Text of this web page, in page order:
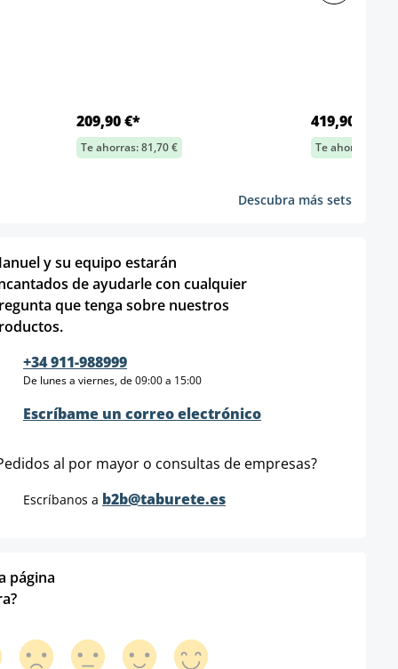
209,90 €*
Te ahorras: 81,70 €
419,90 €*
Te ahorras:
Descubra más sets
y su equipo estarán
de ayudarle con cualquier
que tenga sobre nuestros
+34 911-988999
De lunes a viernes, de 09:00 a 15:00
Escríbame un correo electrónico
al por mayor o consultas de empresas?
Escríbanos a b2b@taburete.es
página